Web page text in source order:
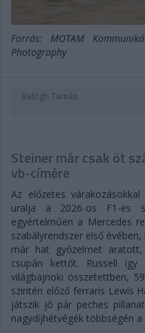
Forrás: MOTAM
Photography
Balogh Tamás
Steiner már csak öt
vb-címére
Az előzetes
uralja a 2026-os F1-es
egyértelműen a Mercedes
szabályrendszer első
már hat győzelmet
csupán kettőt. Russell
világbajnoki összetettben,
szintén előző ferraris Lewis
játszik jó pár peches
nagydíjhétvégék többségén